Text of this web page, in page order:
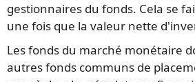
gestionnaires du fonds. Cela se
une fois que la valeur nette
Les fonds du marché monétaire
autres fonds communs de